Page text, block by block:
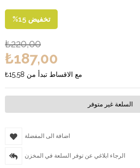
%15 تخفيض
₺220,00
₺187,00
₺15,58 مع الاقساط تبدأ من
السلعة غير متوفر
اضافة الى المفضلة
الرجاء ابلاغي عن توفر السلعة في المخزن